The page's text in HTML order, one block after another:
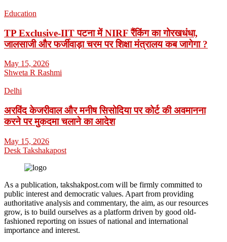
Education
TP Exclusive-IIT पटना में NIRF रैंकिंग का गोरखधंधा,
जालसाजी और फर्जीवाड़ा चरम पर शिक्षा मंत्रालय कब जागेगा ?
May 15, 2026
Shweta R Rashmi
Delhi
अरविंद केजरीवाल और मनीष सिसोदिया पर कोर्ट की अवमानना
करने पर मुकदमा चलाने का आदेश
May 15, 2026
Desk Takshakapost
As a publication, takshakpost.com will be firmly committed to
public interest and democratic values. Apart from providing
authoritative analysis and commentary, the aim, as our resources
grow, is to build ourselves as a platform driven by good old-
fashioned reporting on issues of national and international
importance and interest.